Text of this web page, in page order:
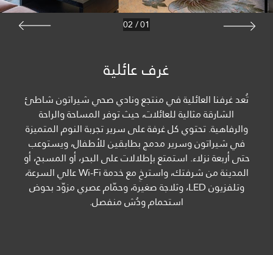
غرف عائلية
تُعد غرفنا العائلية في منتجع ونادي صحي شيراتون شاطئ
الشارقة مثالية للعائلات، حيث توفر المساحة والراحة
والرفاهية. تحتوي كل غرفة على سرير تجربة النوم المتميزة
في شيراتون وسرير مدمج بطابقين للأطفال، ويستوعب
حتى أربعة نزلاء. استمتع بإطلالات على البحر، أو المسبح، أو
المدينة من شرفتك، واسترخِ مع خدمة Wi-Fi عالي السرعة،
وتلفزيون LED، وثلاجة صغيرة، وحمّام عصري مزوّد بحوض
استحمام ودُش منفصل.
01
/
02